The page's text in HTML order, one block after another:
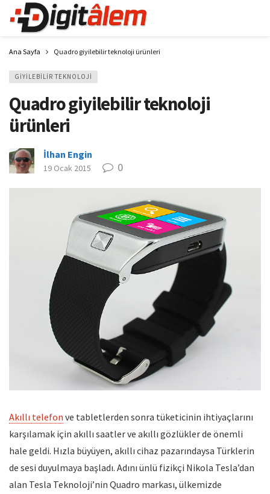
Ana Sayfa Quadro giyilebilir teknoloji ürünleri
GIYILEBILIR TEKNOLOJI
Quadro giyilebilir teknoloji
ürünleri
İlhan Engin
19 Ocak 2015 0
Akıllı telefon ve tabletlerden sonra tüketicinin ihtiyaçlarını
karşılamak için akıllı saatler ve akıllı gözlükler de önemli
hale geldi. Hızla büyüyen, akıllı cihaz pazarındaysa Türklerin
de sesi duyulmaya başladı. Adını ünlü fizikçi Nikola Tesla’dan
alan Tesla Teknoloji’nin Quadro markası, ülkemizde